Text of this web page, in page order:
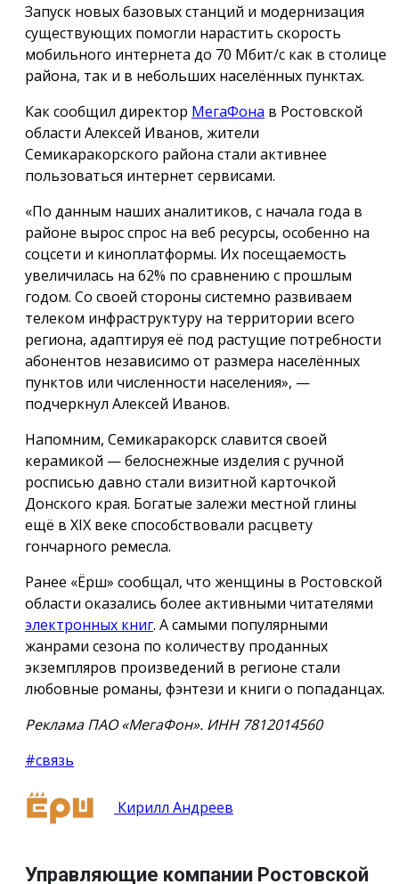
Запуск новых базовых станций и модернизация
существующих помогли нарастить скорость
мобильного интернета до 70 Мбит/с как в столице
района, так и в небольших населённых пунктах.
Как сообщил директор МегаФона в Ростовской
области Алексей Иванов, жители
Семикаракорского района стали активнее
пользоваться интернет сервисами.
«По данным наших аналитиков, с начала года в
районе вырос спрос на веб ресурсы, особенно на
соцсети и киноплатформы. Их посещаемость
увеличилась на 62% по сравнению с прошлым
годом. Со своей стороны системно развиваем
телеком инфраструктуру на территории всего
региона, адаптируя её под растущие потребности
абонентов независимо от размера населённых
пунктов или численности населения», —
подчеркнул Алексей Иванов.
Напомним, Семикаракорск славится своей
керамикой — белоснежные изделия с ручной
росписью давно стали визитной карточкой
Донского края. Богатые залежи местной глины
ещё в XIX веке способствовали расцвету
гончарного ремесла.
Ранее «Ёрш» сообщал, что женщины в Ростовской
области оказались более активными читателями
электронных книг. А самыми популярными
жанрами сезона по количеству проданных
экземпляров произведений в регионе стали
любовные романы, фэнтези и книги о попаданцах.
Реклама ПАО «МегаФон». ИНН 7812014560
#связь
Кирилл Андреев
Управляющие компании Ростовской